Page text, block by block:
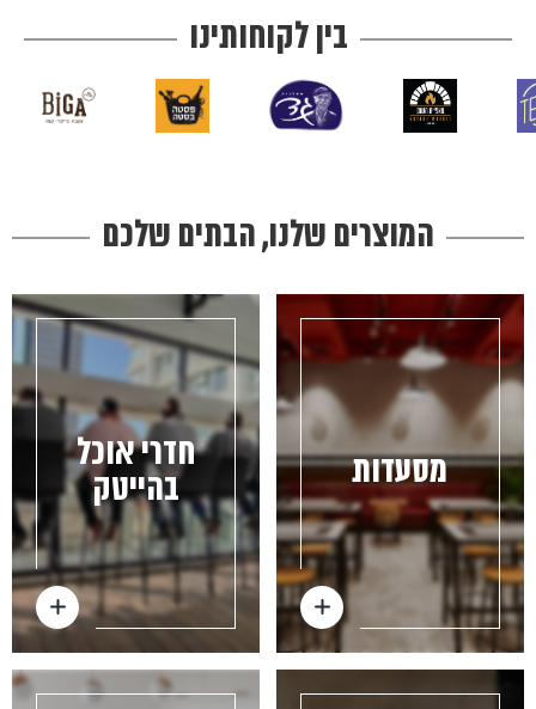
בין לקוחותינו
המוצרים שלנו, הבתים שלכם
מסעדות
חדרי אוכל
בהייטק